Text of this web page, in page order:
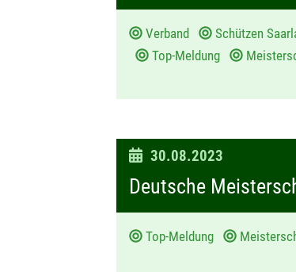
m
:
Verband Schützen
Top-Meldung
D
t
m
30.08.2023
Deutsche
Top-Meldung